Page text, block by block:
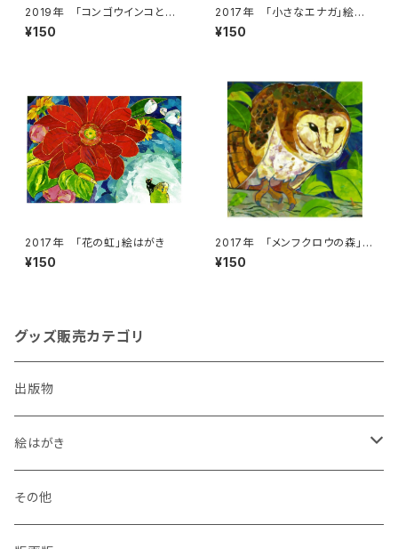
2019年 「コンゴウインコと太
陽」絵はがき
¥150
2017年 「小さなエナガ」絵は
がき
¥150
2017年 「花の虹」絵はがき
¥150
2017年 「メンフクロウの森」
絵はがき
¥150
グッズ販売カテゴリ
出版物
絵はがき
犬
その他